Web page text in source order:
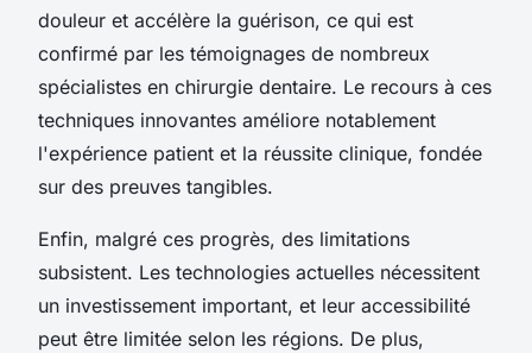
douleur et accélère la guérison, ce qui est
confirmé par les témoignages de nombreux
spécialistes en chirurgie dentaire. Le recours à ces
techniques innovantes améliore notablement
l'expérience patient et la réussite clinique, fondée
sur des preuves tangibles.
Enfin, malgré ces progrès, des limitations
subsistent. Les technologies actuelles nécessitent
un investissement important, et leur accessibilité
peut être limitée selon les régions. De plus,